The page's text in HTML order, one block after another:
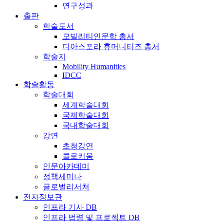
연구성과
출판
학술도서
모빌리티인문학 총서
디아스포라 휴머니티즈 총서
학술지
Mobility Humanities
IDCC
학술활동
학술대회
세계학술대회
국제학술대회
국내학술대회
강연
초청강연
콜로키움
인문아카데미
정책세미나
글로벌리서처
전자정보관
인프라 기사 DB
인프라 법령 및 프로젝트 DB